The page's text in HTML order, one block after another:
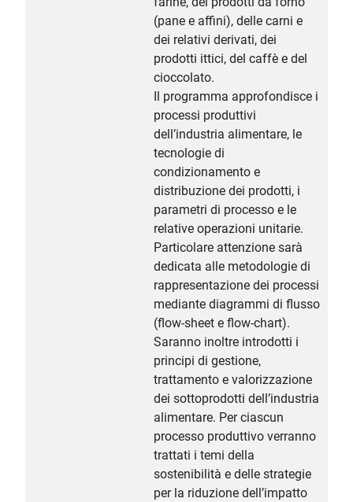
(pane e affini), delle carni e
dei relativi derivati, dei
prodotti ittici, del caffè e del
cioccolato.
Il programma approfondisce i
processi produttivi
dell’industria alimentare, le
tecnologie di
condizionamento e
distribuzione dei prodotti, i
parametri di processo e le
relative operazioni unitarie.
Particolare attenzione sarà
dedicata alle metodologie di
rappresentazione dei processi
mediante diagrammi di flusso
(flow-sheet e flow-chart).
Saranno inoltre introdotti i
principi di gestione,
trattamento e valorizzazione
dei sottoprodotti dell’industria
alimentare. Per ciascun
processo produttivo verranno
trattati i temi della
sostenibilità e delle strategie
per la riduzione dell’impatto